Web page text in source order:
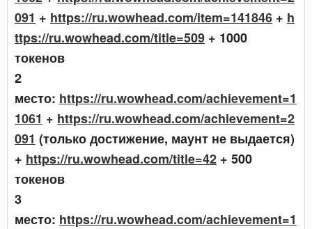
091 + https://ru.wowhead.com/item=141846 + h
ttps://ru.wowhead.com/title=509 + 1000
токенов
2
место: https://ru.wowhead.com/achievement=1
1061 + https://ru.wowhead.com/achievement=2
091 (только достижение, маунт не выдается)
+ https://ru.wowhead.com/title=42 + 500
токенов
3
место: https://ru.wowhead.com/achievement=1